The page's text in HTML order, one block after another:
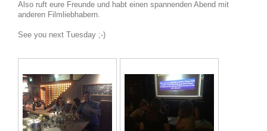
Also ruft eure Freunde und habt einen spannenden Abend mit
anderen Filmliebhabern.
See you next Tuesday ;-)